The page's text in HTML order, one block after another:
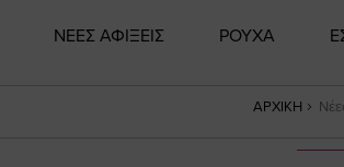
NΕΕΣ ΑΦΙΞΕΙΣ ΡΟΥΧΑ
ΑΡΧΙΚΉ